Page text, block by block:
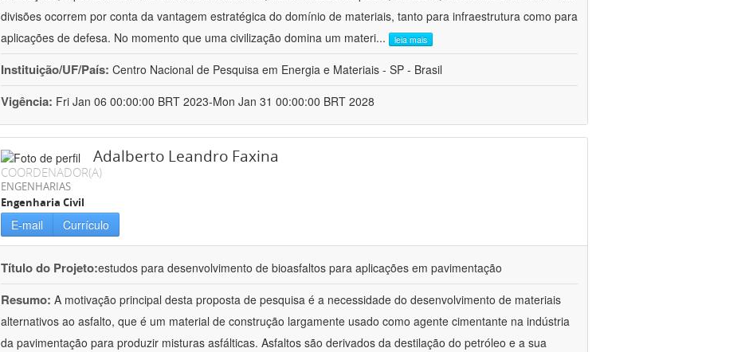
divisões ocorrem por conta da vantagem estratégica do domínio de materiais, tanto para infraestrutura como para
aplicações de defesa. No momento que uma civilização domina um materi... leia mais
Instituição/UF/País: Centro Nacional de Pesquisa em Energia e Materiais - SP - Brasil
Vigência: Fri Jan 06 00:00:00 BRT 2023-Mon Jan 31 00:00:00 BRT 2028
Adalberto Leandro Faxina
COORDENADOR(A)
ENGENHARIAS
Engenharia Civil
E-mail Currículo
Título do Projeto:estudos para desenvolvimento de bioasfaltos para aplicações em pavimentação
Resumo: A motivação principal desta proposta de pesquisa é a necessidade do desenvolvimento de materiais
alternativos ao asfalto, que é um material de construção largamente usado como agente cimentante na indústria
da pavimentação para produzir misturas asfálticas. Asfaltos são derivados da destilação do petróleo e a sua